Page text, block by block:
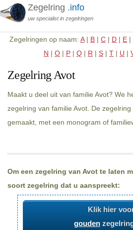
Zegelring .info
uw specialist in zegelringen
Zegelringen op naam: A| B | C | D | E |
N | O | P | Q | R | S | T | U |
Zegelring Avot
Maakt u deel uit van familie Avot? We
zegelring van familie Avot. De
gemaakt, met een monogram of
Om een zegelring van Avot te laten
soort zegelring dat u aanspreekt:
Klik hier
gouden